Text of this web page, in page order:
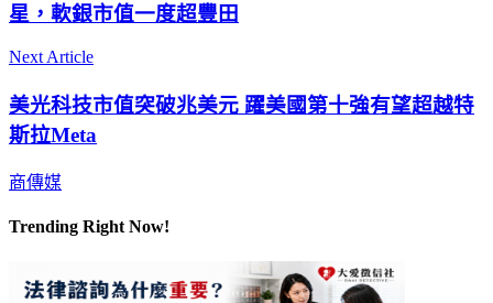
星，軟銀市值一度超豐田
Next Article
美光科技市值突破兆美元 躍美國第十強有望超越特
斯拉Meta
商傳媒
Trending Right Now!